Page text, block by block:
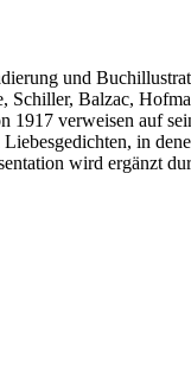
und
Balzac,
verweisen auf
in
wird ergänzt